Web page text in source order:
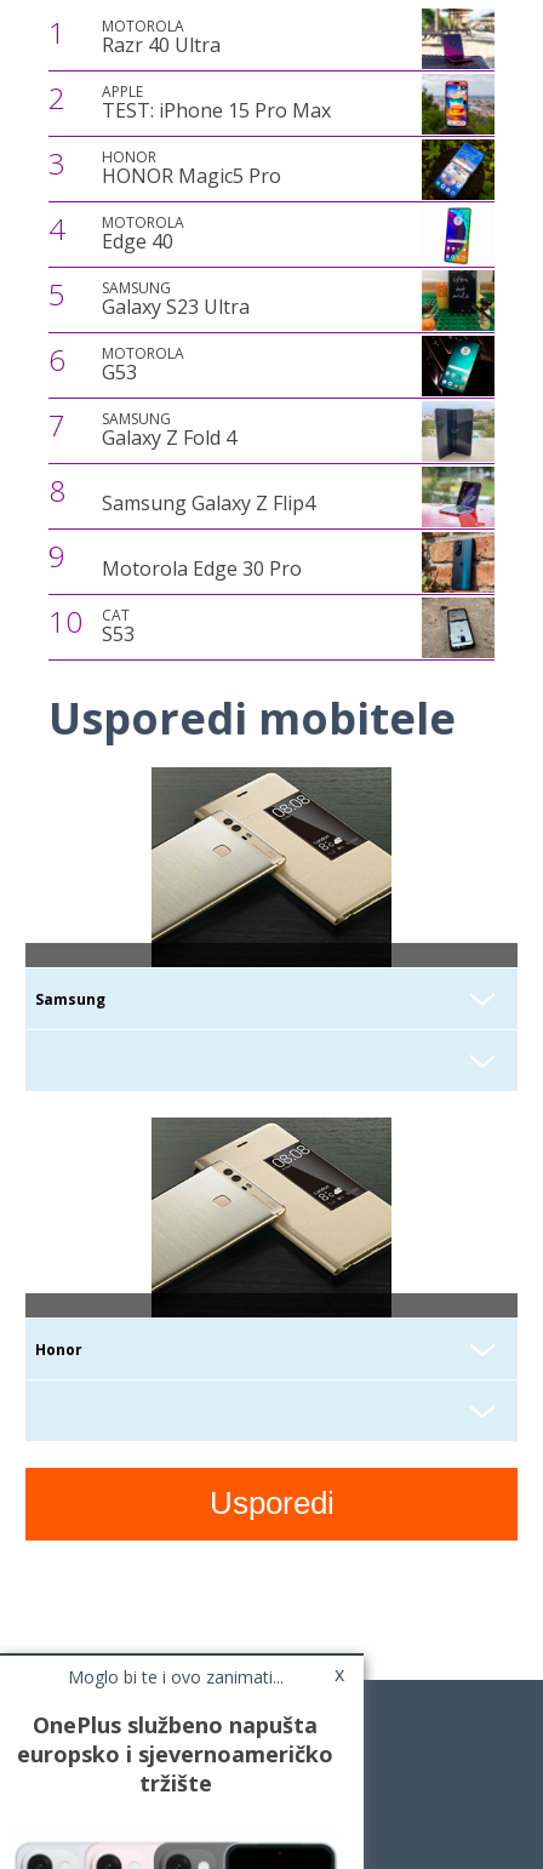
1 MOTOROLA
Razr 40 Ultra
2 APPLE
TEST: iPhone 15 Pro Max
3 HONOR
HONOR Magic5 Pro
4 MOTOROLA
Edge 40
5 SAMSUNG
Galaxy S23 Ultra
6 MOTOROLA
G53
7 SAMSUNG
Galaxy Z Fold 4
8 Samsung Galaxy Z Flip4
9 Motorola Edge 30 Pro
10 CAT
S53
Usporedi mobitele
Moglo bi te i ovo zanimati... x
OnePlus službeno napušta
europsko i sjevernoameričko
tržište
Top Liste